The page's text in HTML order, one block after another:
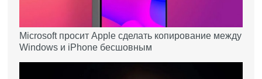
Microsoft просит Apple сделать копирование между
Windows и iPhone бесшовным